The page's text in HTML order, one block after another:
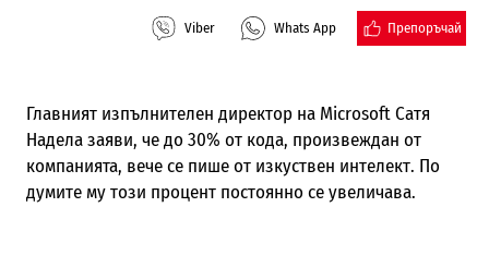
Viber Whats App Препоръчай
Главният изпълнителен директор на Microsoft Сатя
Надела заяви, че до 30% от кода, произвеждан от
компанията, вече се пише от изкуствен интелект. По
думите му този процент постоянно се увеличава.